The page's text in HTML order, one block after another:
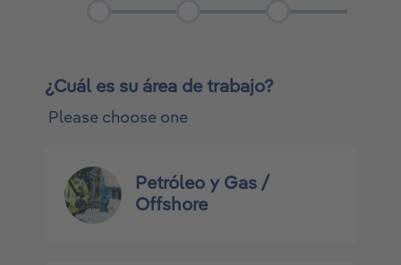
¿Cuál es su área de trabajo?
Please choose one
Petróleo y Gas /
Offshore